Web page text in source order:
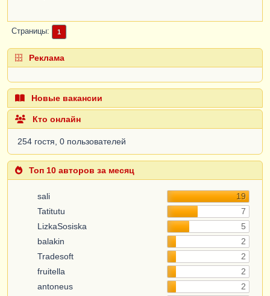
Страницы 1
Реклама
Новые вакансии
Кто онлайн
254 гостя, 0 пользователей
Топ 10 авторов за месяц
sali
19
Tatitutu
7
LizkaSosiska
5
balakin
2
Tradesoft
2
fruitella
2
antoneus
2